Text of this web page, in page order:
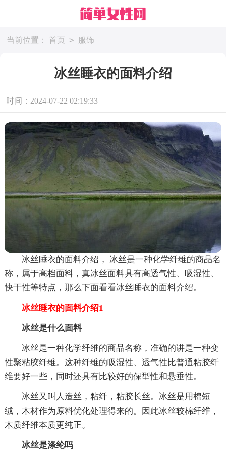
当前位置： 首页 > 服饰
冰丝睡衣的面料介绍
时间：2024-07-22 02:19:33
冰丝睡衣的面料介绍， 冰丝是一种化学纤维的商品名
称，属于高档面料，真冰丝面料具有高透气性、吸湿性、
快干性等特点，那么下面看看冰丝睡衣的面料介绍。
冰丝睡衣的面料介绍1
冰丝是什么面料
冰丝是一种化学纤维的商品名称，准确的讲是一种变
性聚粘胶纤维。这种纤维的吸湿性、透气性比普通粘胶纤
维要好一些，同时还具有比较好的保型性和悬垂性。
冰丝又叫人造丝，粘纤，粘胶长丝。冰丝是用棉短
绒，木材作为原料优化处理得来的。因此冰丝较棉纤维，
木质纤维本质更纯正。
冰丝是涤纶吗